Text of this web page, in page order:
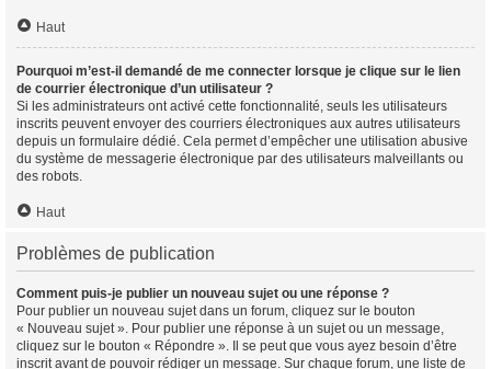
Haut
Pourquoi m’est-il demandé de me connecter lorsque je clique sur le lien
de courrier électronique d’un utilisateur ?
Si les administrateurs ont activé cette fonctionnalité, seuls les utilisateurs
inscrits peuvent envoyer des courriers électroniques aux autres utilisateurs
depuis un formulaire dédié. Cela permet d’empêcher une utilisation abusive
du système de messagerie électronique par des utilisateurs malveillants ou
des robots.
Haut
Problèmes de publication
Comment puis-je publier un nouveau sujet ou une réponse ?
Pour publier un nouveau sujet dans un forum, cliquez sur le bouton
« Nouveau sujet ». Pour publier une réponse à un sujet ou un message,
cliquez sur le bouton « Répondre ». Il se peut que vous ayez besoin d’être
inscrit avant de pouvoir rédiger un message. Sur chaque forum, une liste de